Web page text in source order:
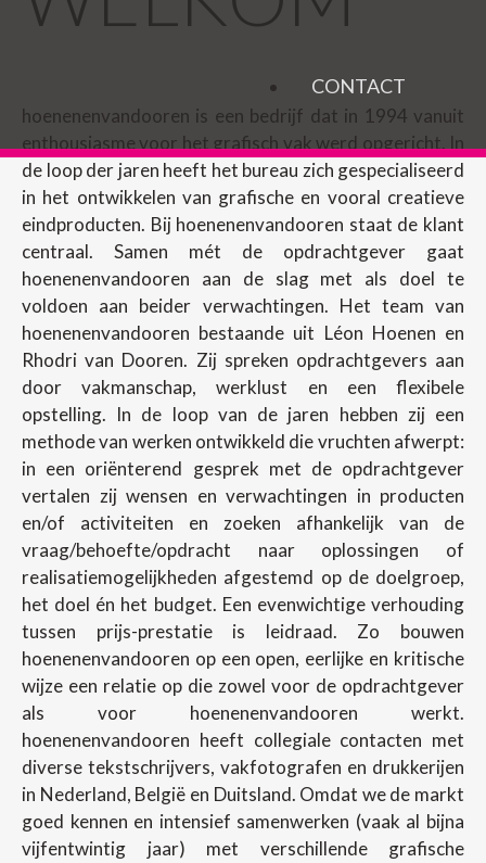
CONTACT
hoenenenvandooren is een bedrijf dat in 1994 vanuit
enthousiasme voor het grafisch vak werd opgericht. In
de loop der jaren heeft het bureau zich gespecialiseerd
in het ontwikkelen van grafische en vooral creatieve
eindproducten. Bij hoenenenvandooren staat de klant
centraal. Samen mét de opdrachtgever gaat
hoenenenvandooren aan de slag met als doel te
voldoen aan beider verwachtingen. Het team van
hoenenenvandooren bestaande uit Léon Hoenen en
Rhodri van Dooren. Zij spreken opdrachtgevers aan
door vakmanschap, werklust en een flexibele
opstelling. In de loop van de jaren hebben zij een
methode van werken ontwikkeld die vruchten afwerpt:
in een oriënterend gesprek met de opdrachtgever
vertalen zij wensen en verwachtingen in producten
en/of activiteiten en zoeken afhankelijk van de
vraag/behoefte/opdracht naar oplossingen of
realisatiemogelijkheden afgestemd op de doelgroep,
het doel én het budget. Een evenwichtige verhouding
tussen prijs-prestatie is leidraad. Zo bouwen
hoenenenvandooren op een open, eerlijke en kritische
wijze een relatie op die zowel voor de opdrachtgever
als voor hoenenenvandooren werkt.
hoenenenvandooren heeft collegiale contacten met
diverse tekstschrijvers, vakfotografen en drukkerijen
in Nederland, België en Duitsland. Omdat we de markt
goed kennen en intensief samenwerken (vaak al bijna
vijfentwintig jaar) met verschillende grafische